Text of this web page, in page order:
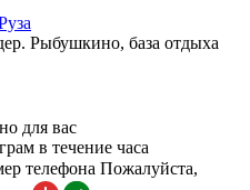
Рыбушкино, база отдыха
для вас
в течение часа
телефона Пожалуйста,